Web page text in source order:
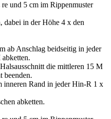
und 5 cm im Rippenmuster
dabei in der Höhe 4 x den
ab Anschlag beidseitig in jeder
die mittleren 15 M
beenden.
inneren Rand in jeder Hin-R 1 x
abketten.